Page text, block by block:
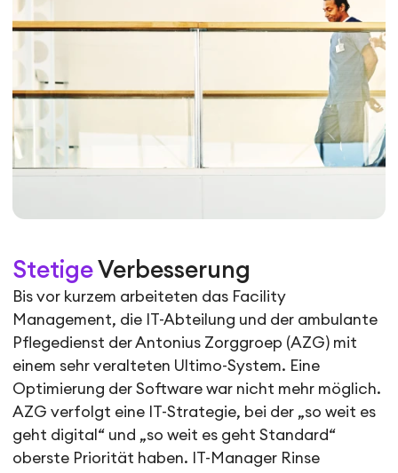
Stetige Verbesserung
Bis vor kurzem arbeiteten das Facility
Management, die IT-Abteilung und der ambulante
Pflegedienst der Antonius Zorggroep (AZG) mit
einem sehr veralteten Ultimo-System. Eine
Optimierung der Software war nicht mehr möglich.
AZG verfolgt eine IT-Strategie, bei der „so weit es
geht digital“ und „so weit es geht Standard“
oberste Priorität haben. IT-Manager Rinse